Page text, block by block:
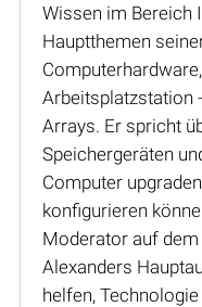
Wissen im Bereich
Hauptthemen
Arbeitsplatzstation
Arrays. Er spricht
Speichergeräten
Computer
konfigurieren
Moderator auf dem
Alexanders
helfen,